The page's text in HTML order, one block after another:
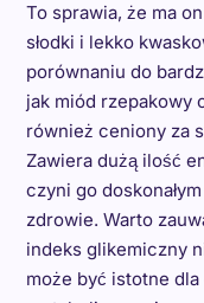
To sprawia, że ma
słodki i lekko
porównaniu do
jak miód rzepakowy
również ceniony za
Zawiera dużą ilość
czyni go
zdrowie. Warto
indeks glikemiczny
może być istotne